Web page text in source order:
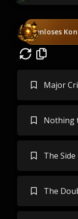
Kostenloses
Major
Nothing
The
The